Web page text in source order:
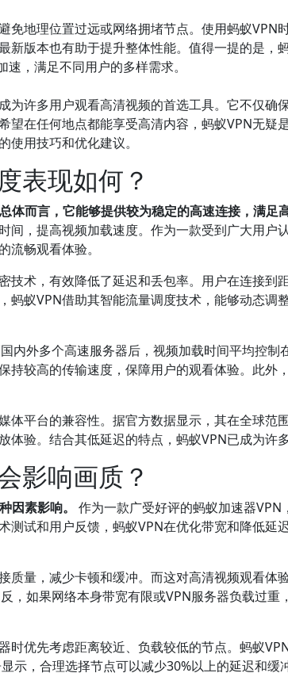
地理位置过远或网络拥堵节点。使用蚂蚁VPN
版本也有助于提升整体性能。值得一提的是，
，满足不同用户的多样需求。
许多用户观看高清视频的首选工具。它不仅确
在任何地点都能享受高清内容，蚂蚁VPN无疑
用技巧和优化建议。
表现如何？
而言，它能够提供较为稳定的高速连接，满足
，提高视频加载速度。作为一款受到广大用户
畅观看体验。
术，有效降低了延迟和丢包率。用户在连接到
蚁VPN借助其智能流量调度技术，能够动态调
外多个高速服务器后，视频加载时间平均控制
较高的传输速度，保障用户的观看体验。此外
平台的兼容性。据官方数据显示，其在全球范
验。结合其低延迟的特点，蚂蚁VPN已成为许
影响画质？
因素影响。
作为一款广受好评的蚂蚁加速器
试和用户反馈，蚂蚁VPN在优化带宽和降低延
质量，减少卡顿和缓冲。而这对高清视频观看体
，如果网络本身带宽有限或VPN服务器负载过
优先考虑距离较近、负载较低的节点。蚂蚁
示，合理选择节点可以减少30%以上的延迟和